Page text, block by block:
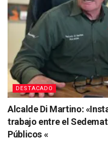
DESTACADO
Alcalde Di Martino:
trabajo entre el
Públicos «